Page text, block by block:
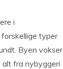
i
typer
Byen vokser
alt fra nybyggeri